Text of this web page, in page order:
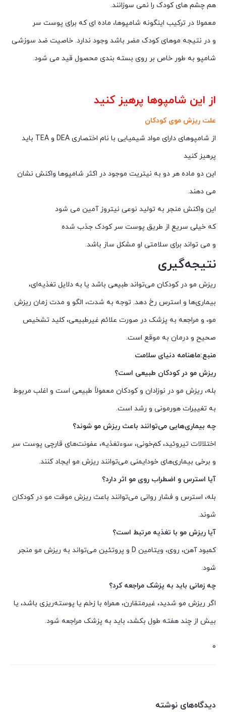
هم چشم های کودک را نمی سوزانند.
معمولا در ترکیب اینگونه شامپوها، ماده ای که برای پوست سر
و در نتیجه موهای کودک مضر باشد وجود ندارد. خاصیت ضد سوزشی
شامپو به طور خاص بر روی بسته بندی محصول قید می شود.
از این شامپوها پرهیز کنید
علت ریزش موی کودکان
از شامپوهای دارای مواد شیمیایی با نام اختصاری DEA و TEA باید
پرهیز کنید
این دو ماده هر دو به نیتریت موجود در اکثر شامپوها واکنش نشان
می دهند.
این واکنش منجر به تولید نوعی نیتروز آمین می شود
که خیلی سریع از طریق پوست سر کودک جذب شده
و می تواند برای سلامتی او مشکل ساز باشد.
نتیجه‌گیری
ریزش مو در کودکان می‌تواند طبیعی باشد یا به دلایل تغذیه‌ای،
بیماری‌ها و استرس رخ دهد. توجه به شدت، الگو و مدت زمان ریزش
مو، و مراجعه به پزشک در صورت علائم غیرطبیعی، کلید تشخیص
صحیح و درمان به موقع است.
منبع:ماهنامه دنیای سلامت
ریزش مو در کودکان طبیعی است؟
بله، ریزش مو در نوزادان و کودکان معمولاً طبیعی است و اغلب مربوط
به تغییرات هورمونی و رشد است.
چه بیماری‌هایی می‌توانند باعث ریزش مو شوند؟
اختلالات تیروئید، کم‌خونی، سوءتغذیه، عفونت‌های قارچی پوست سر
و برخی بیماری‌های خودایمنی می‌توانند ریزش مو ایجاد کنند.
آیا استرس و اضطراب روی مو اثر دارد؟
بله، استرس و فشار روانی می‌توانند باعث ریزش موقت مو در کودکان
شوند.
آیا ریزش مو با تغذیه مرتبط است؟
کمبود آهن، روی، ویتامین D و پروتئین می‌تواند به ریزش مو منجر
شود.
چه زمانی باید به پزشک مراجعه کرد؟
اگر ریزش مو شدید، غیرمتقارن، همراه با زخم یا پوسته‌ریزی باشد، یا
بیش از چند هفته طول بکشد، باید به پزشک مراجعه شود.
0
دیدگاه‌های نوشته